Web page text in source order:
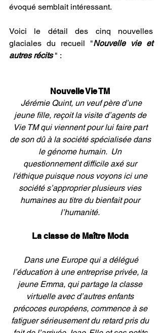
évoqué semblait intéressant.
Voici le détail des cinq nouvelles
glaciales du recueil "Nouvelle vie et
autres récits " :
Nouvelle Vie TM
jeune fille, reçoit la visite d’agents de
Vie TM qui viennent pour lui faire part
de son dû à la société spécialisée dans
le génome humain.  Un
questionnement difficile axé sur
l'éthique puisque nous voyons ici une
société s’approprier plusieurs vies
humaines au titre du bienfait pour
l’humanité.
La classe de Maître Moda
l’éducation à une entreprise privée, la
jeune Emma, qui partage la classe
virtuelle avec d’autres enfants
précoces européens, commence à se
fatiguer sérieusement du retard pris du